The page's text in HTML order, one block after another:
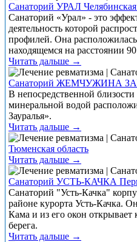
Санаторий УРАЛ Челябинская
Санаторий «Урал» - это
деятельность которой
профилей. Она
находящемся на расстоянии
Читать дальше →
Санаторий ЖЕМЧУЖИНА
В непосредственной
минеральной водой
Зауралья».
Читать дальше →
Тюменская область
Читать дальше →
Санаторий УСТЬ-КАЧКА
Санаторий "Усть-Качка"
районе курорта Усть-Качка.
Кама и из его окон
берега.
Читать дальше →